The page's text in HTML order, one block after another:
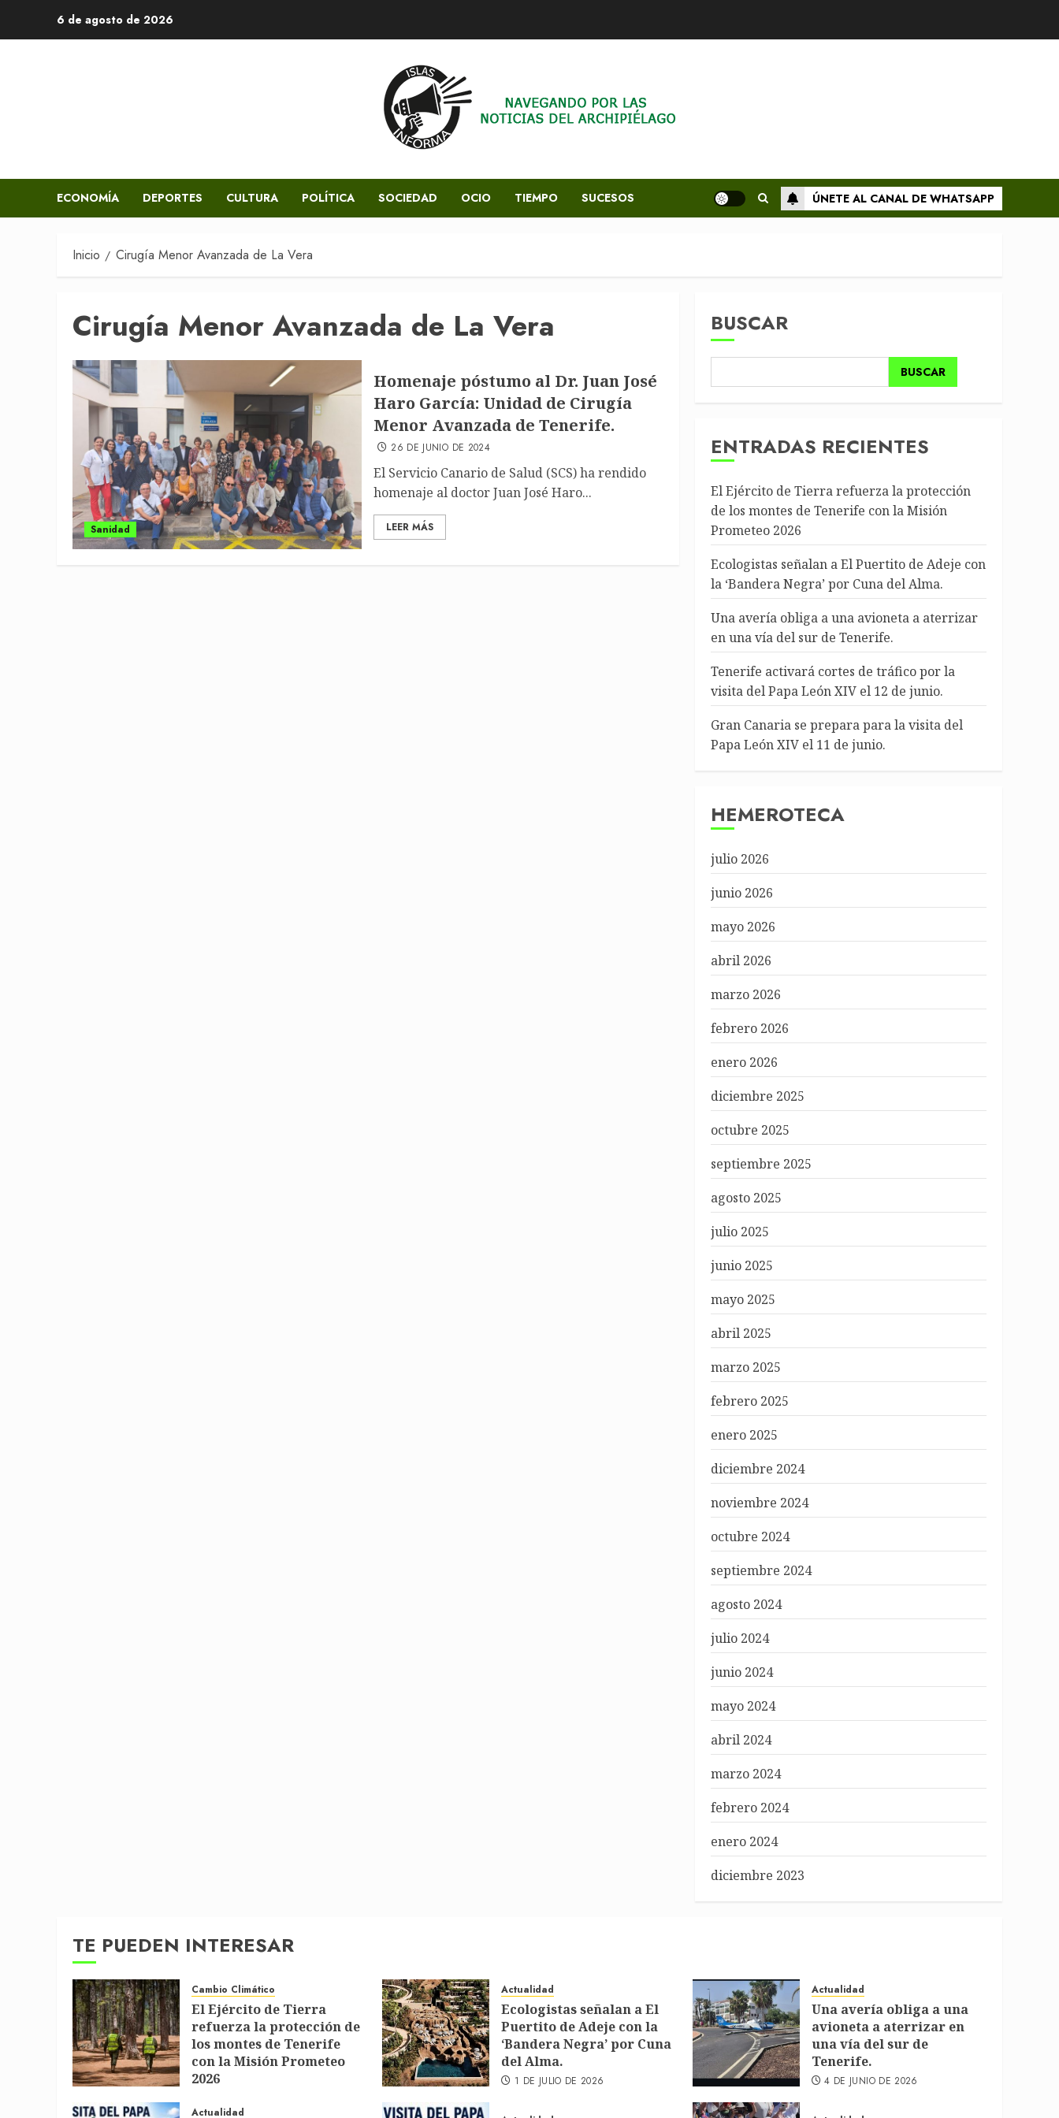
6 de agosto de 2026
ECONOMÍA DEPORTES CULTURA POLÍTICA SOCIEDAD OCIO TIEMPO SUCESOS ÚNETE AL CANAL DE WHATSAPP
Inicio Cirugía Menor Avanzada de La Vera
Cirugía Menor Avanzada de La Vera
Sanidad
Homenaje póstumo al Dr. Juan José
Haro García: Unidad de Cirugía
Menor Avanzada de Tenerife.
26 DE JUNIO DE 2024
El Servicio Canario de Salud (SCS) ha rendido
homenaje al doctor Juan José Haro...
LEER MÁS
BUSCAR
BUSCAR
ENTRADAS RECIENTES
El Ejército de Tierra refuerza la protección
de los montes de Tenerife con la Misión
Prometeo 2026
Ecologistas señalan a El Puertito de Adeje con
la ‘Bandera Negra’ por Cuna del Alma.
Una avería obliga a una avioneta a aterrizar
en una vía del sur de Tenerife.
Tenerife activará cortes de tráfico por la
visita del Papa León XIV el 12 de junio.
Gran Canaria se prepara para la visita del
Papa León XIV el 11 de junio.
HEMEROTECA
julio 2026
junio 2026
mayo 2026
abril 2026
marzo 2026
febrero 2026
enero 2026
diciembre 2025
octubre 2025
septiembre 2025
agosto 2025
julio 2025
junio 2025
mayo 2025
abril 2025
marzo 2025
febrero 2025
enero 2025
diciembre 2024
noviembre 2024
octubre 2024
septiembre 2024
agosto 2024
julio 2024
junio 2024
mayo 2024
abril 2024
marzo 2024
febrero 2024
enero 2024
diciembre 2023
TE PUEDEN INTERESAR
Cambio Climático
El Ejército de Tierra
refuerza la protección de
los montes de Tenerife
con la Misión Prometeo
2026
Actualidad
Ecologistas señalan a El
Puertito de Adeje con la
‘Bandera Negra’ por Cuna
del Alma.
1 DE JULIO DE 2026
Actualidad
Una avería obliga a una
avioneta a aterrizar en
una vía del sur de
Tenerife.
4 DE JUNIO DE 2026
Actualidad